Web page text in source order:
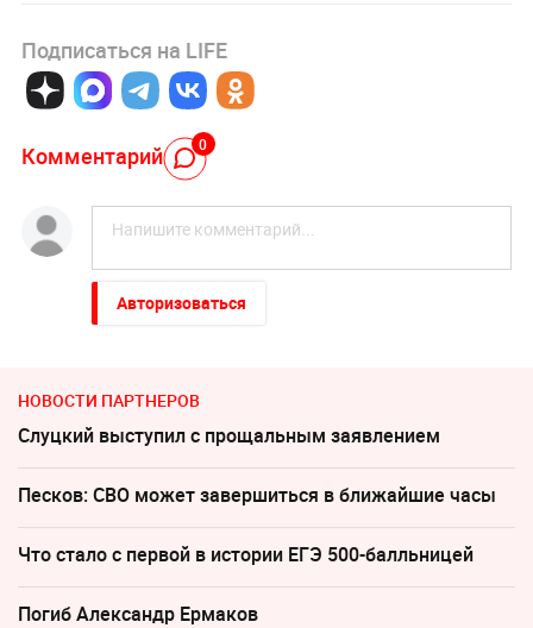
Подписаться на LIFE
Комментарий 0
Авторизоваться
НОВОСТИ ПАРТНЕРОВ
Слуцкий выступил с прощальным заявлением
Песков: СВО может завершиться в ближайшие часы
Что стало с первой в истории ЕГЭ 500-балльницей
Погиб Александр Ермаков